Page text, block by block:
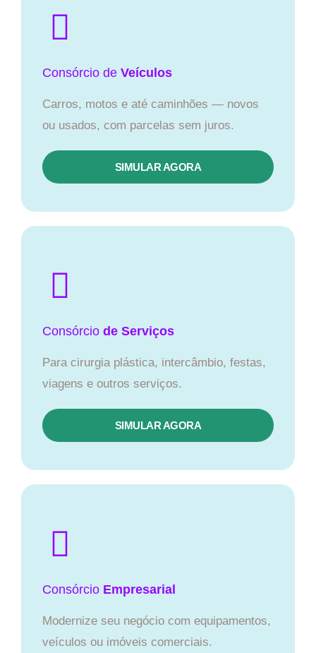
Consórcio de Veículos
Carros, motos e até caminhões — novos
ou usados, com parcelas sem juros.
SIMULAR AGORA
Consórcio de Serviços
Para cirurgia plástica, intercâmbio, festas,
viagens e outros serviços.
SIMULAR AGORA
Consórcio Empresarial
Modernize seu negócio com equipamentos,
veículos ou imóveis comerciais.